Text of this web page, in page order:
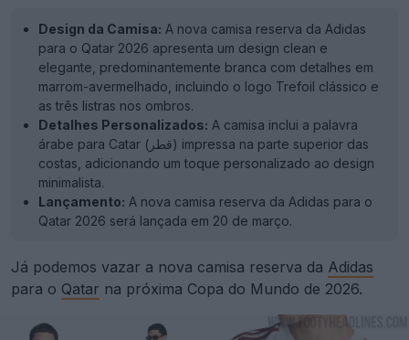
Design da Camisa: A nova camisa reserva da Adidas
para o Qatar 2026 apresenta um design clean e
elegante, predominantemente branca com detalhes em
marrom-avermelhado, incluindo o logo Trefoil clássico e
as três listras nos ombros.
Detalhes Personalizados: A camisa inclui a palavra
árabe para Catar (قطر) impressa na parte superior das
costas, adicionando um toque personalizado ao design
minimalista.
Lançamento: A nova camisa reserva da Adidas para o
Qatar 2026 será lançada em 20 de março.
Já podemos vazar a nova camisa reserva da Adidas
para o Qatar na próxima Copa do Mundo de 2026.